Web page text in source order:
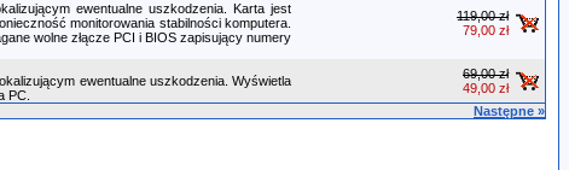
ewentualne uszkodzenia. Karta jest
monitorowania stabilności komputera.
wolne złącze PCI i BIOS zapisujący numery
119,00 zł
79,00 zł
ewentualne uszkodzenia. Wyświetla
PC.
69,00 zł
49,00 zł
Następne »